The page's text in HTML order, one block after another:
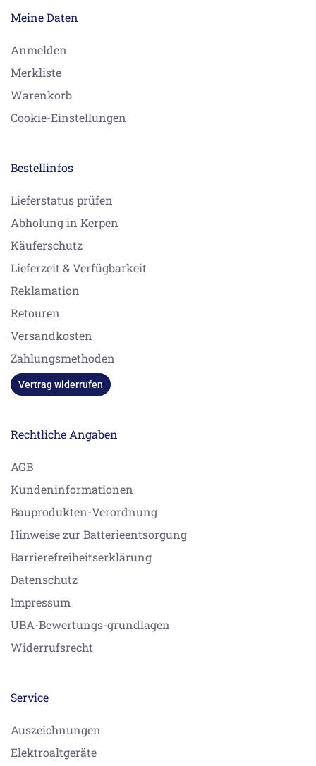
Meine Daten
Anmelden
Merkliste
Warenkorb
Cookie-Einstellungen
Bestellinfos
Lieferstatus prüfen
Abholung in Kerpen
Käuferschutz
Lieferzeit & Verfügbarkeit
Reklamation
Retouren
Versandkosten
Zahlungsmethoden
Vertrag widerrufen
Rechtliche Angaben
AGB
Kundeninformationen
Bauprodukten-Verordnung
Hinweise zur Batterieentsorgung
Barrierefreiheitserklärung
Datenschutz
Impressum
UBA-Bewertungs-grundlagen
Widerrufsrecht
Service
Auszeichnungen
Elektroaltgeräte